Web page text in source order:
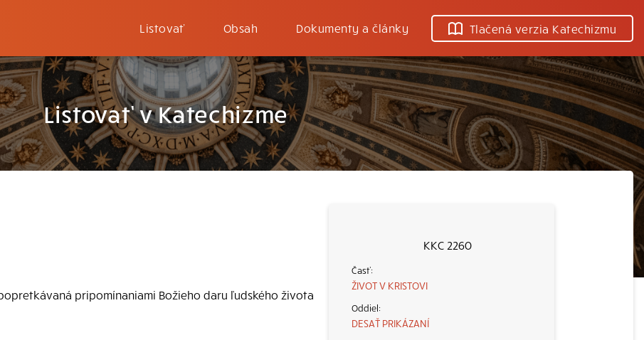
Listovať Obsah Dokumenty a články Tlačená verzia Katechizmu
Listovať v Katechizme
KKC 2260
ŽIVOT V KRISTOVI
DESAŤ PRIKÁZANÍ
pripomínaniami Božieho daru ľudského života